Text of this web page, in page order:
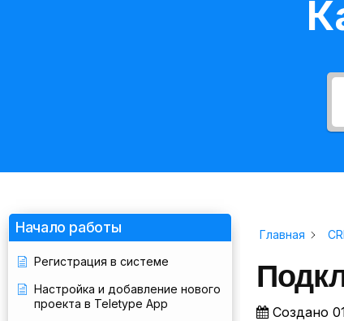
Начало работы
Регистрация в системе
Настройка и добавление нового
проекта в Teletype App
Главная
Создано